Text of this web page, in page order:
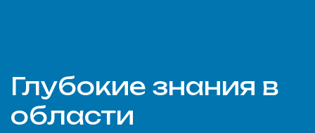
Глубокие знания в
области